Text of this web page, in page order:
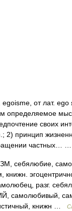
от лат. ego
определяемое
своих
2) принцип
частных…
книжн.
разг.
самолюбивый,
книжн …